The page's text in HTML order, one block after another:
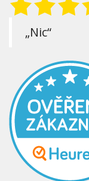
„Nic“